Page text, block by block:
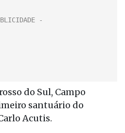
do Sul, Campo
santuário do
Acutis.